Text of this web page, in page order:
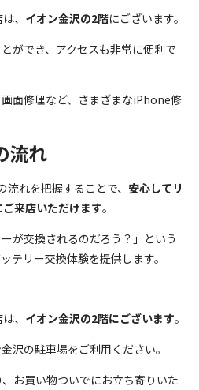
、 イオン金沢の2階にございます。
ができ、アクセスも非常に便利で
面修理など、さまざまなiPhone修
流れ
れを把握することで、 安心してリ
来店いただけます。
が交換されるのだろう？」という
テリー交換体験を提供します。
、 イオン金沢の2階にございます。
沢の駐車場をご利用ください。
お買い物ついでにお立ち寄りいた